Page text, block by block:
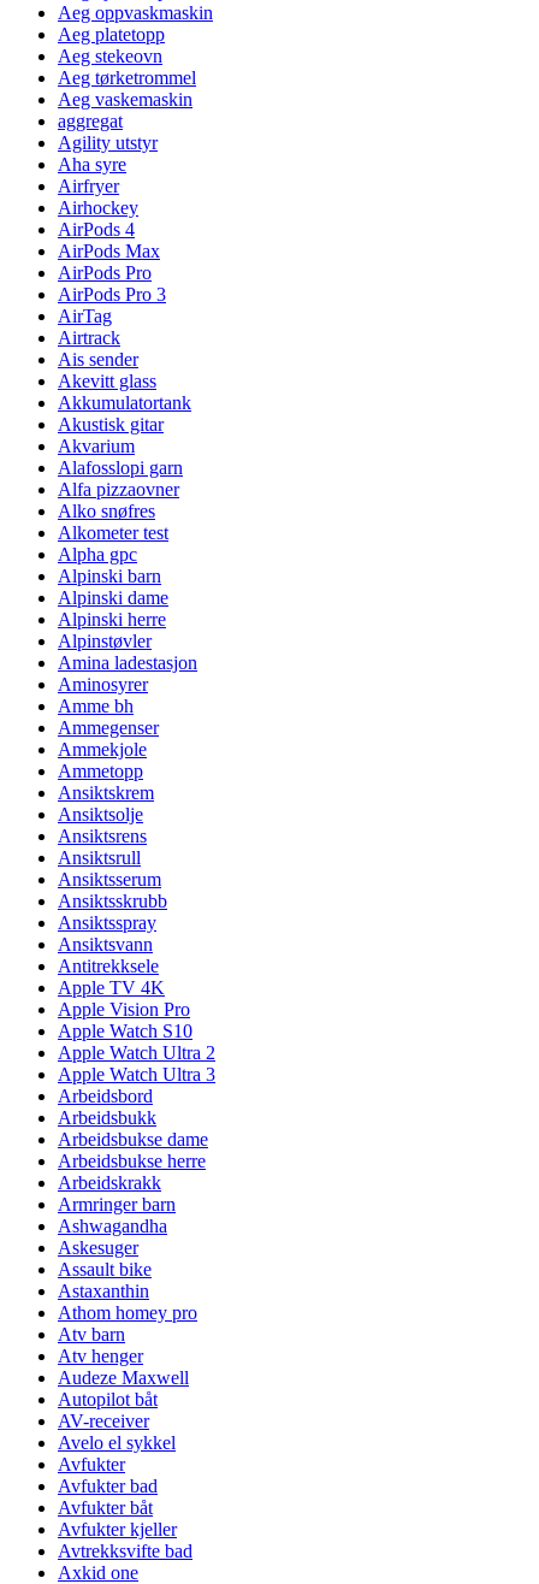
Aeg oppvaskmaskin
Aeg platetopp
Aeg stekeovn
Aeg tørketrommel
Aeg vaskemaskin
aggregat
Agility utstyr
Aha syre
Airfryer
Airhockey
AirPods 4
AirPods Max
AirPods Pro
AirPods Pro 3
AirTag
Airtrack
Ais sender
Akevitt glass
Akkumulatortank
Akustisk gitar
Akvarium
Alafosslopi garn
Alfa pizzaovner
Alko snøfres
Alkometer test
Alpha gpc
Alpinski barn
Alpinski dame
Alpinski herre
Alpinstøvler
Amina ladestasjon
Aminosyrer
Amme bh
Ammegenser
Ammekjole
Ammetopp
Ansiktskrem
Ansiktsolje
Ansiktsrens
Ansiktsrull
Ansiktsserum
Ansiktsskrubb
Ansiktsspray
Ansiktsvann
Antitrekksele
Apple TV 4K
Apple Vision Pro
Apple Watch S10
Apple Watch Ultra 2
Apple Watch Ultra 3
Arbeidsbord
Arbeidsbukk
Arbeidsbukse dame
Arbeidsbukse herre
Arbeidskrakk
Armringer barn
Ashwagandha
Askesuger
Assault bike
Astaxanthin
Athom homey pro
Atv barn
Atv henger
Audeze Maxwell
Autopilot båt
AV-receiver
Avelo el sykkel
Avfukter
Avfukter bad
Avfukter båt
Avfukter kjeller
Avtrekksvifte bad
Axkid one